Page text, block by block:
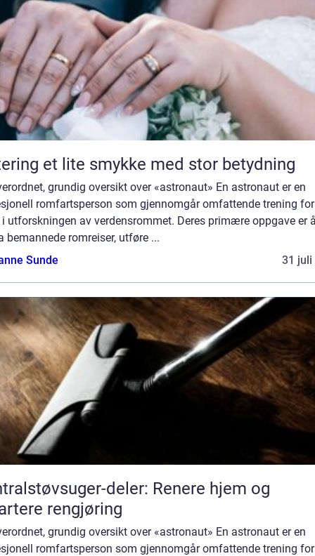
Giftering et lite smykke med stor betydning
grundig oversikt over «astronaut» En astronaut er en
romfartsperson som gjennomgår omfattende trening
utforskningen av verdensrommet. Deres primære oppgave er
bemannede romreiser, utføre ...
Sunde
31 juli
deler: Renere hjem og
rengjøring
grundig oversikt over «astronaut» En astronaut er en
romfartsperson som gjennomgår omfattende trening